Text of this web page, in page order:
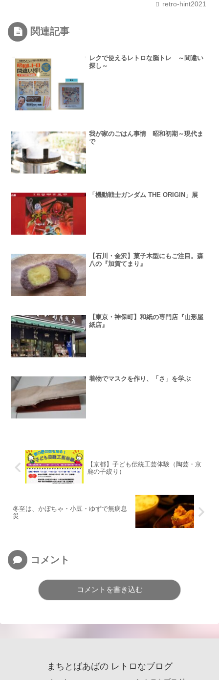
retro-hint2021
関連記事
レクで使えるレトロな脳トレ ～間違い
探し～
我が家のごはん事情 昭和初期～現代ま
で
「機動戦士ガンダム THE ORIGIN」展
【石川・金沢】菓子木型にもご注目。森
八の『加賀てまり』
【東京・神保町】和紙の専門店『山形屋
紙店』
着物でマスクを作り、「さ」を学ぶ
【京都】子ども伝統工芸体験（陶芸・京
鹿の子絞り）
冬至は、かぼちゃ・小豆・ゆずで無病息
災
コメント
コメントを書き込む
まちとばあばの レトロなブログ